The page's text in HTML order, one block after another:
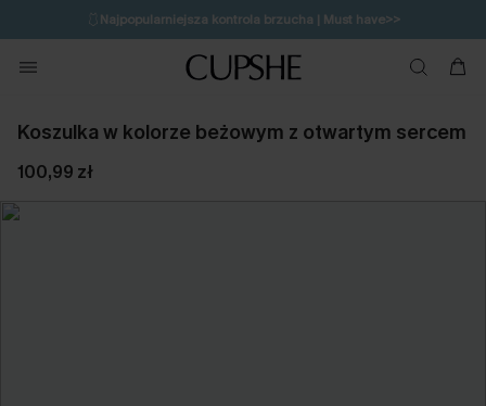
🩱Najpopularniejsza kontrola brzucha | Must have>>
🔥OSTATNIA SZANSA | Do 50% rabatu>>
💌Zapisz się i zyskaj do 20% rabatu>>
Koszulka w kolorze beżowym z otwartym sercem
100,99 zł